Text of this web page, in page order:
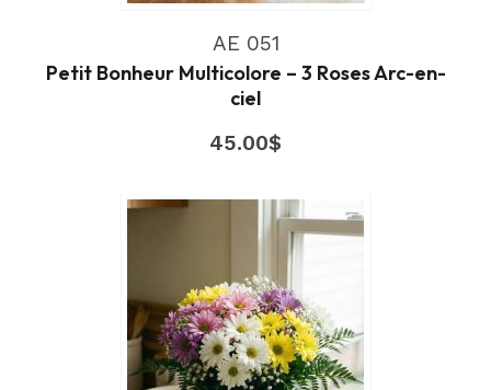
AE 051
Petit Bonheur Multicolore – 3 Roses Arc-en-
ciel
45.00$